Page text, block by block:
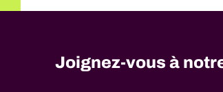
Joignez-vous à
No